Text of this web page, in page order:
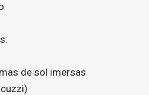
de sol imersas